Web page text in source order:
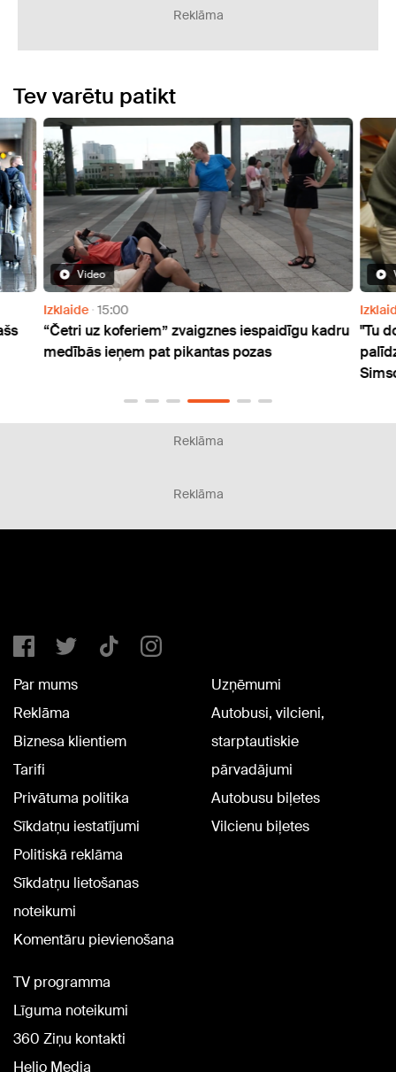
Reklāma
Tev varētu patikt
Video
Izklaide 15:00
“Četri uz koferiem” zvaigznes iespaidīgu kadru
medībās ieņem pat pikantas pozas
"Tu
Reklāma
Reklāma
Par mums
Reklāma
Biznesa klientiem
Tarifi
Privātuma politika
Sīkdatņu iestatījumi
Politiskā reklāma
Sīkdatņu lietošanas
noteikumi
Komentāru pievienošana
Uzņēmumi
Autobusi, vilcieni,
starptautiskie
pārvadājumi
Autobusu biļetes
Vilcienu biļetes
TV programma
Līguma noteikumi
360 Ziņu kontakti
Helio Media